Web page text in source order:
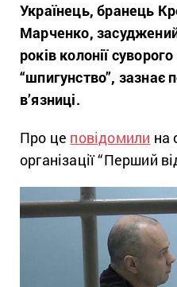
Українець, бранець
Марченко,
років колонії
“шпигунство”, зазнає
в’язниці.
Про це повідомили на
організації “Перший